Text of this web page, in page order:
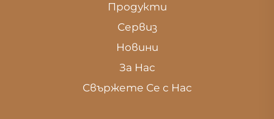
Продукти
Сервиз
Новини
За Нас
Свържете Се с Нас